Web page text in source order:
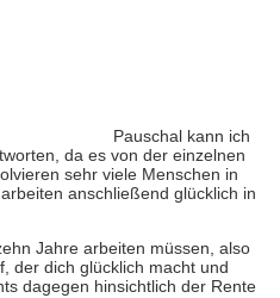
Pauschal kann ich
da es von der einzelnen
sehr viele Menschen in
anschließend glücklich in
Jahre arbeiten müssen, also
der dich glücklich macht und
dagegen hinsichtlich der Rente